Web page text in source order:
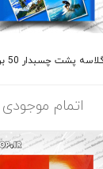
اتمام موجودی